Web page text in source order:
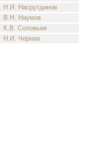
Н.И. Насрутдинов
В.Н. Наумов
К.В. Соловьев
Н.И. Черная